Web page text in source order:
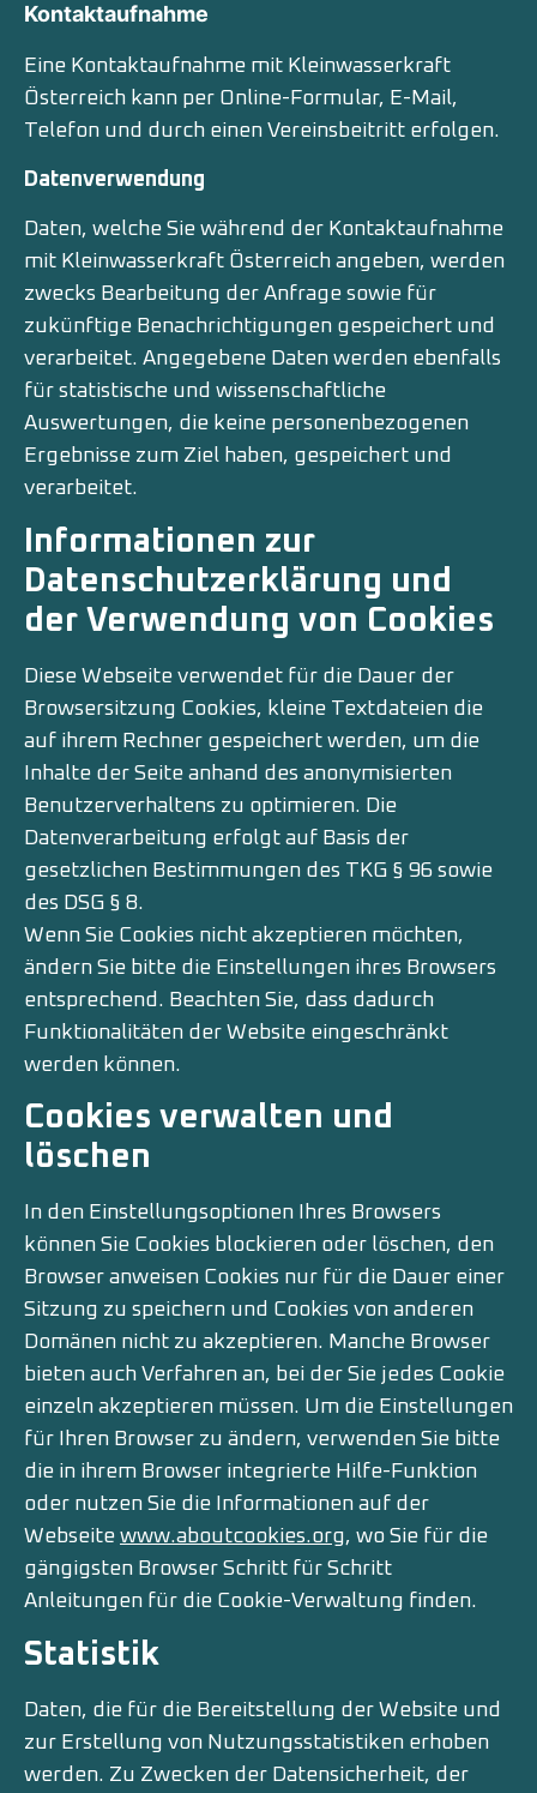
Kontaktaufnahme
Eine Kontaktaufnahme mit Kleinwasserkraft
Österreich kann per Online-Formular, E-Mail,
Telefon und durch einen Vereinsbeitritt erfolgen.
Datenverwendung
Daten, welche Sie während der Kontaktaufnahme
mit Kleinwasserkraft Österreich angeben, werden
zwecks Bearbeitung der Anfrage sowie für
zukünftige Benachrichtigungen gespeichert und
verarbeitet. Angegebene Daten werden ebenfalls
für statistische und wissenschaftliche
Auswertungen, die keine personenbezogenen
Ergebnisse zum Ziel haben, gespeichert und
verarbeitet.
Informationen zur
Datenschutzerklärung und
der Verwendung von Cookies
Diese Webseite verwendet für die Dauer der
Browsersitzung Cookies, kleine Textdateien die
auf ihrem Rechner gespeichert werden, um die
Inhalte der Seite anhand des anonymisierten
Benutzerverhaltens zu optimieren. Die
Datenverarbeitung erfolgt auf Basis der
gesetzlichen Bestimmungen des TKG § 96 sowie
des DSG § 8.
Wenn Sie Cookies nicht akzeptieren möchten,
ändern Sie bitte die Einstellungen ihres Browsers
entsprechend. Beachten Sie, dass dadurch
Funktionalitäten der Website eingeschränkt
werden können.
Cookies verwalten und
löschen
In den Einstellungsoptionen Ihres Browsers
können Sie Cookies blockieren oder löschen, den
Browser anweisen Cookies nur für die Dauer einer
Sitzung zu speichern und Cookies von anderen
Domänen nicht zu akzeptieren. Manche Browser
bieten auch Verfahren an, bei der Sie jedes Cookie
einzeln akzeptieren müssen. Um die Einstellungen
für Ihren Browser zu ändern, verwenden Sie bitte
die in ihrem Browser integrierte Hilfe-Funktion
oder nutzen Sie die Informationen auf der
Webseite www.aboutcookies.org, wo Sie für die
gängigsten Browser Schritt für Schritt
Anleitungen für die Cookie-Verwaltung finden.
Statistik
Daten, die für die Bereitstellung der Website und
zur Erstellung von Nutzungsstatistiken erhoben
werden. Zu Zwecken der Datensicherheit, der